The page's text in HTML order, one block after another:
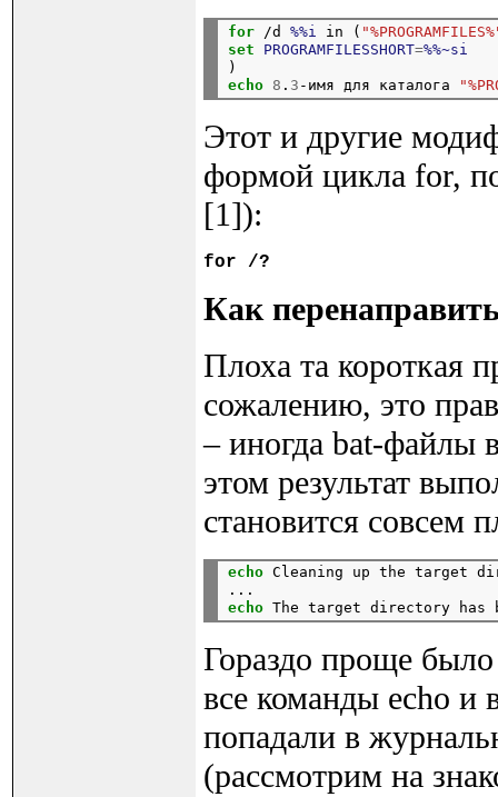
for /d %%i in (
set
PROGRAMFILESSHORT=%%~si
)
echo 8 . 3 -имя для каталога
Этот и другие
формой цикла for,
[1]):
for
Как
Плоха та короткая
сожалению, это
– иногда bat-файлы
этом результат
становится совсем
echo Cleaning up the target
...
echo The target directory has
Гораздо проще
все команды echo и
попадали в
(рассмотрим на